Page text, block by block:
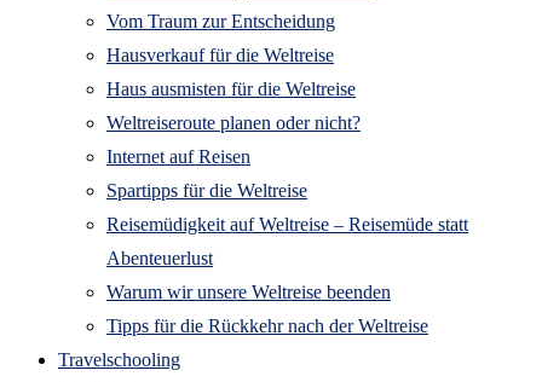
Vom Traum zur Entscheidung
Hausverkauf für die Weltreise
Haus ausmisten für die Weltreise
Weltreiseroute planen oder nicht?
Internet auf Reisen
Spartipps für die Weltreise
Reisemüdigkeit auf Weltreise – Reisemüde statt
Abenteuerlust
Warum wir unsere Weltreise beenden
Tipps für die Rückkehr nach der Weltreise
Travelschooling